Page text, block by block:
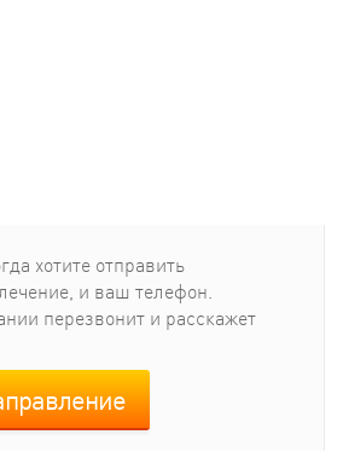
хотите отправить
и ваш телефон.
перезвонит и расскажет